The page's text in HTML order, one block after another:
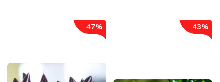
- 47% - 43%